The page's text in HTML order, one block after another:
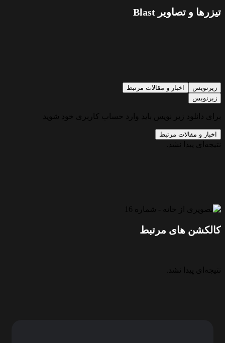
تیزرها و تصاویر Blast
زیرنویس
اخبار و مقالات مرتبط
زیرنویس
برای دانلود زیر نویس باید وارد حساب کاربری خود شوید
اخبار و مقالات مرتبط
نتیجه‌ای پیدا نشد.
کالکشن های مرتبط
نتیجه‌ای پیدا نشد.